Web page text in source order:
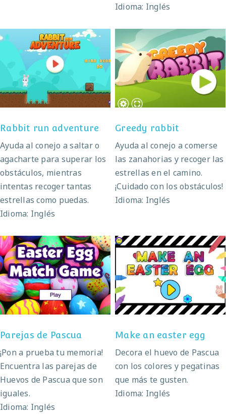
Idioma: Inglés
Rabbit run adventure
Rabbit run adventure
Ayuda al conejo a saltar o
agacharte para superar los
obstáculos, mientras
intentas recoger tantas
estrellas como puedas.
Idioma: Inglés
Greedy rabbit
Greedy rabbit
Ayuda al conejo a comerse
las zanahorias y recoger las
estrellas en el camino.
¡Cuidado con los obstáculos!
Idioma: Inglés
Parejas de Pascua
Parejas de Pascua
¡Pon a prueba tu memoria!
Encuentra las parejas de
Huevos de Pascua que son
iguales.
Idioma: Inglés
Make an easter egg
Make an easter egg
Decora el huevo de Pascua
con los colores y pegatinas
que más te gusten.
Idioma: Inglés